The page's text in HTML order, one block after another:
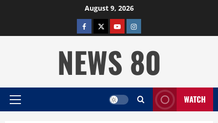
August 9, 2026
facebooktwitterYOUTUBE
instagram
NEWS 80
Primary
WATCH